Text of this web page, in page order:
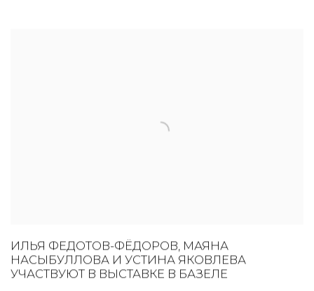
ИЛЬЯ ФЕДОТОВ-ФЁДОРОВ, МАЯНА
НАСЫБУЛЛОВА И УСТИНА ЯКОВЛЕВА
УЧАСТВУЮТ В ВЫСТАВКЕ В БАЗЕЛЕ